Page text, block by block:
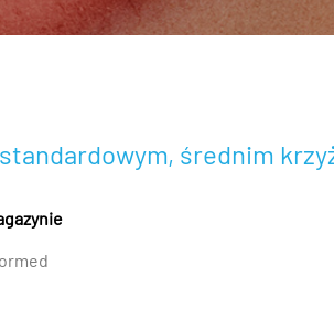
średnim